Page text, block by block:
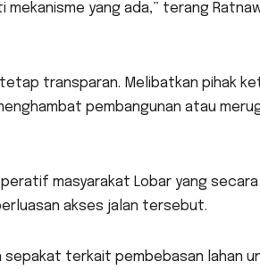
yang ada,” terang
transparan. Melibatkan pihak
pembangunan atau
masyarakat Lobar yang
akses jalan tersebut.
sepakat terkait pembebasan lahan